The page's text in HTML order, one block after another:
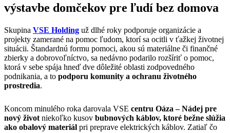
výstavbe domčekov pre ľudí bez domova
Skupina VSE Holding už dlhé roky podporuje organizácie a
projekty zamerané na pomoc ľudom, ktorí sa ocitli v ťažkej životnej
situácii. Štandardnú formu pomoci, akou sú materiálne či finančné
zbierky a dobrovoľníctvo, sa nedávno podarilo rozšíriť o pomoc,
ktorá v sebe spája hneď dve dôležité oblasti zodpovedného
podnikania, a to podporu komunity a ochranu životného
prostredia.
Koncom minulého roka darovala VSE centru Oáza – Nádej pre
nový životniekoľko kusov bubnových káblov, ktoré bežne slúžia
ako obalový materiál pri preprave elektrických káblov. Zatiaľ čo